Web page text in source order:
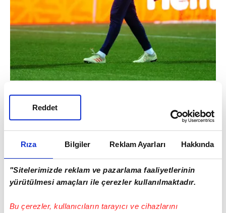
Rıza Bilgiler Reklam Ayarları Hakkında
"Sitelerimizde reklam ve pazarlama faaliyetlerinin
yürütülmesi amaçları ile çerezler kullanılmaktadır.
Bu çerezler, kullanıcıların tarayıcı ve cihazlarını
Reddet
Bu sezon Phillip Cocu döneminde yönetim
kararıyla kadro dışı bırakılan tecrübeli kaleci,
Ersun Yanal'ın takımın başına getirilmesiyle